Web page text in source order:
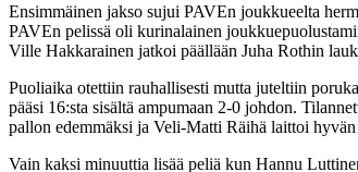
Ensimmäinen jakso sujui PAVEn joukkueelta
PAVEn pelissä oli kurinalainen
Ville Hakkarainen jatkoi päällään Juha Rothin
Puoliaika otettiin rauhallisesti mutta juteltiin
pääsi 16:sta sisältä ampumaan 2-0 johdon.
pallon edemmäksi ja Veli-Matti Räihä laittoi
Vain kaksi minuuttia lisää peliä kun Hannu